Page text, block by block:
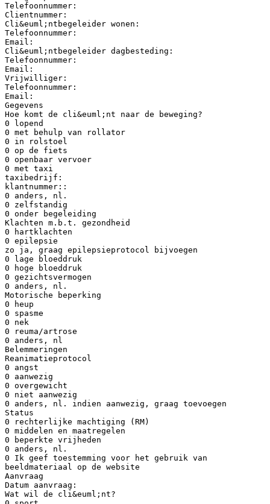
Telefoonnummer:
Clientnummer:
Cli&euml;ntbegeleider wonen:
Telefoonnummer:
Email:
Cli&euml;ntbegeleider dagbesteding:
Telefoonnummer:
Email:
Vrijwilliger:
Telefoonnummer:
Email:
Gegevens
Hoe komt de cli&euml;nt naar de beweging?
0 lopend
0 met behulp van rollator
0 in rolstoel
0 op de fiets
0 openbaar vervoer
0 met taxi
taxibedrijf:
klantnummer::
0 anders, nl.
0 zelfstandig
0 onder begeleiding
Klachten m.b.t. gezondheid
0 hartklachten
0 epilepsie
zo ja, graag epilepsieprotocol bijvoegen
0 lage bloeddruk
0 hoge bloeddruk
0 gezichtsvermogen
0 anders, nl.
Motorische beperking
0 heup
0 spasme
0 nek
0 reuma/artrose
0 anders, nl
Belemmeringen
Reanimatieprotocol
0 angst
0 aanwezig
0 overgewicht
0 niet aanwezig
0 anders, nl. indien aanwezig, graag toevoegen
Status
0 rechterlijke machtiging (RM)
0 middelen en maatregelen
0 beperkte vrijheden
0 anders, nl.
0 Ik geef toestemming voor het gebruik van
beeldmateriaal op de website
Aanvraag
Datum aanvraag:
Wat wil de cli&euml;nt?